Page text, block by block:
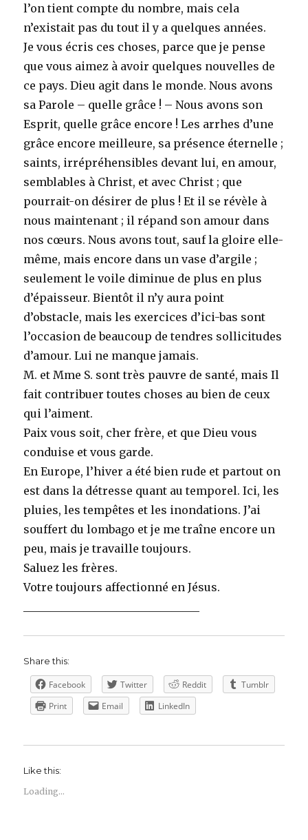
l’on tient compte du nombre, mais cela
n’existait pas du tout il y a quelques années.
Je vous écris ces choses, parce que je pense
que vous aimez à avoir quelques nouvelles de
ce pays. Dieu agit dans le monde. Nous avons
sa Parole – quelle grâce ! – Nous avons son
Esprit, quelle grâce encore ! Les arrhes d’une
grâce encore meilleure, sa présence éternelle ;
saints, irrépréhensibles devant lui, en amour,
semblables à Christ, et avec Christ ; que
pourrait-on désirer de plus ! Et il se révèle à
nous maintenant ; il répand son amour dans
nos cœurs. Nous avons tout, sauf la gloire elle-
même, mais encore dans un vase d’argile ;
seulement le voile diminue de plus en plus
d’épaisseur. Bientôt il n’y aura point
d’obstacle, mais les exercices d’ici-bas sont
l’occasion de beaucoup de tendres sollicitudes
d’amour. Lui ne manque jamais.
M. et Mme S. sont très pauvre de santé, mais Il
fait contribuer toutes choses au bien de ceux
qui l’aiment.
Paix vous soit, cher frère, et que Dieu vous
conduise et vous garde.
En Europe, l’hiver a été bien rude et partout on
est dans la détresse quant au temporel. Ici, les
pluies, les tempêtes et les inondations. J’ai
souffert du lombago et je me traîne encore un
peu, mais je travaille toujours.
Saluez les frères.
Votre toujours affectionné en Jésus.
Share this:
Facebook Twitter Reddit
Tumblr
Print
Email LinkedIn
Like this:
Loading...